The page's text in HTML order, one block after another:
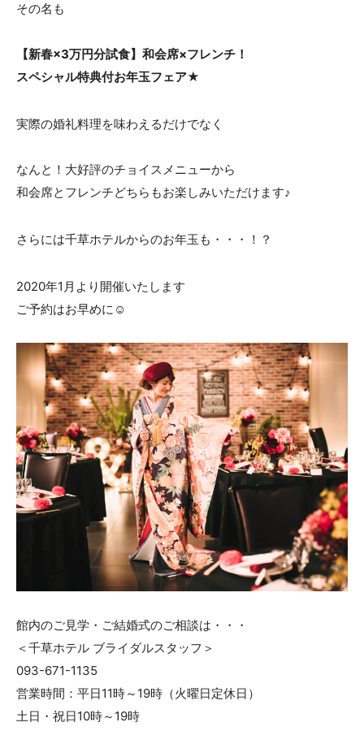
千草ホテル公式サイト
その名も
【新春×3万円分試食】和会席×フレンチ！
スペシャル特典付お年玉フェア★
実際の婚礼料理を味わえるだけでなく
なんと！大好評のチョイスメニューから
和会席とフレンチどちらもお楽しみいただけます♪
さらには千草ホテルからのお年玉も・・・！？
2020年1月より開催いたします
ご予約はお早めに☺
館内のご見学・ご結婚式のご相談は・・・
＜千草ホテル ブライダルスタッフ＞
093-671-1135
営業時間：平日11時～19時（火曜日定休日）
土日・祝日10時～19時